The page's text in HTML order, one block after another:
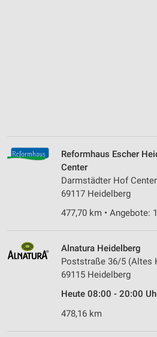
Reformhaus Escher
Center
Darmstädter Hof
69117 Heidelberg
477,70 km • Angebote:
Alnatura Heidelberg
Poststraße 36/5 (Altes
69115 Heidelberg
Heute 08:00 - 20:00
478,16 km